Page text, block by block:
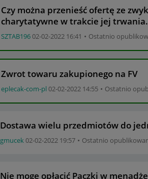
Czy można przenieść ofertę ze
charytatywne w trakcie jej trwania.
SZTAB196‎02-02-2022 16:41 Ostatnio
Zwrot towaru zakupionego na FV
eplecak-com-pl ‎02-02-2022 14:55 Ostatnio
Dostawa wielu przedmiotów do
gmucek‎02-02-2022 19:57 Ostatnio
Nie mogę opłacić Paczki w